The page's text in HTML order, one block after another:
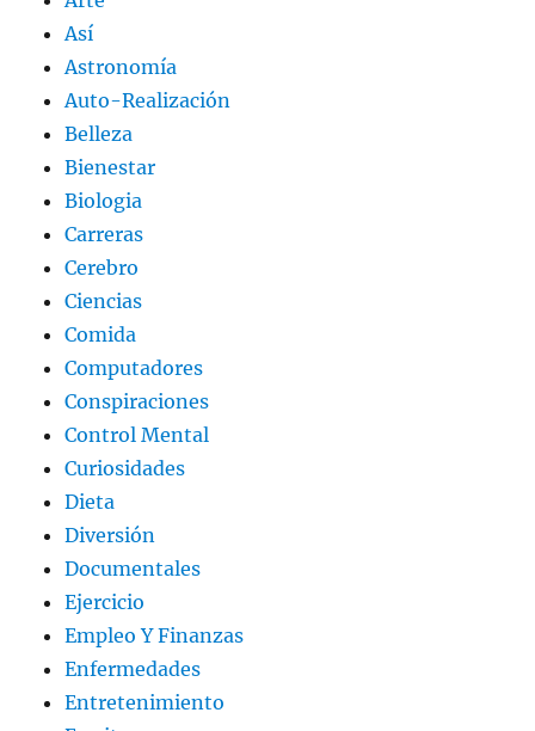
Así
Astronomía
Auto-Realización
Belleza
Bienestar
Biologia
Carreras
Cerebro
Ciencias
Comida
Computadores
Conspiraciones
Control Mental
Curiosidades
Dieta
Diversión
Documentales
Ejercicio
Empleo Y Finanzas
Enfermedades
Entretenimiento